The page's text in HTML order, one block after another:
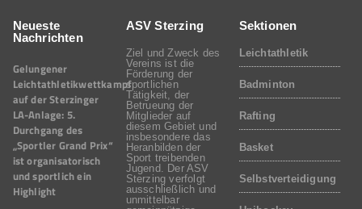
Neueste
Nachrichten
Gelungener
Leichtathletikwettkampf
auf der Sterzinger
LA-Anlage: 5.
Durchgang des
„Sportler Grand Prix“
ist organisatorisch
und sportlich ein
Highlight
ASV Sterzing
Ziel und Zweck des
Vereins ist die
Förderung der
sportlichen
Tätigkeit, der
Betrueung der
Mitglieder auf
diesem Gebiet und
insbesondere das
Heranbilden der
Sport treibenden
Jugend. Der ASV
Sterzing verfolgt
ausschließlich und
unmittelbar
Sektionen
Leichtathletik
Badminton
Rafting
Basket
Selbstverteidigung